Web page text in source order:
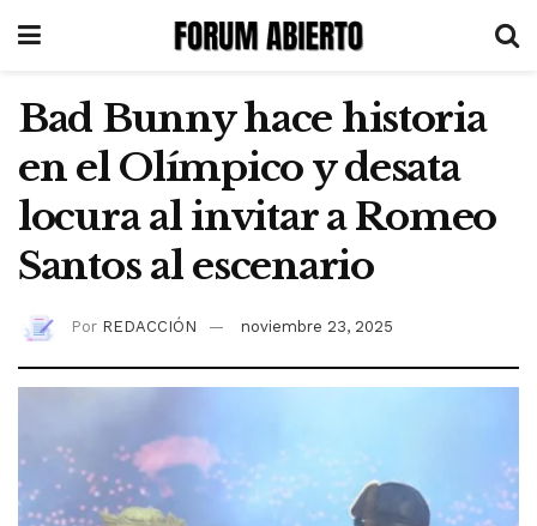
Bad Bunny hace historia
en el Olímpico y desata
locura al invitar a Romeo
Santos al escenario
Por REDACCIÓN noviembre 23, 2025